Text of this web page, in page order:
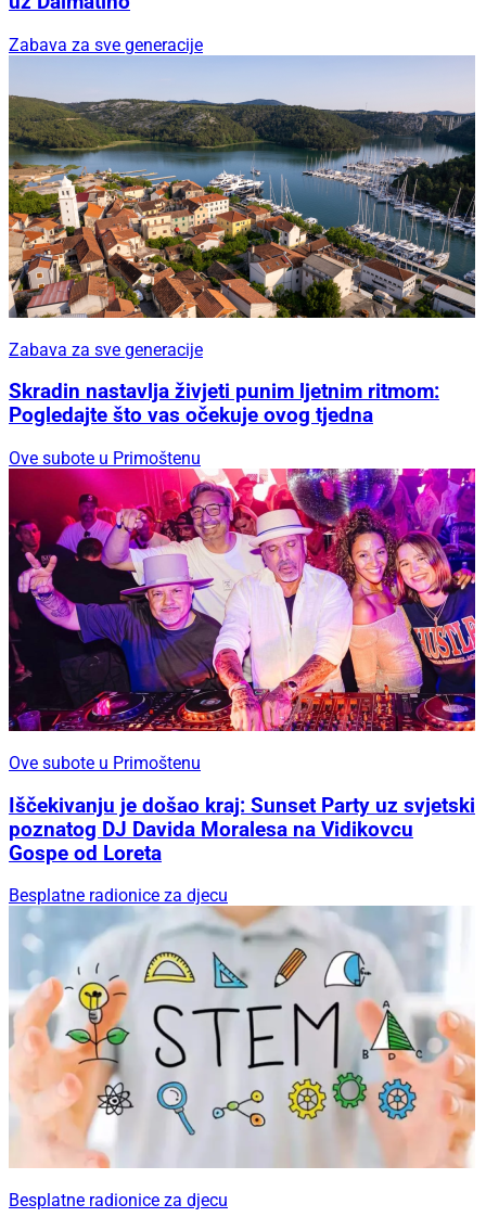
Zabava za sve generacije
Zabava za sve generacije
Skradin nastavlja živjeti punim ljetnim ritmom:
Pogledajte što vas očekuje ovog tjedna
Ove subote u Primoštenu
Ove subote u Primoštenu
Iščekivanju je došao kraj: Sunset Party uz svjetski
poznatog DJ Davida Moralesa na Vidikovcu
Gospe od Loreta
Besplatne radionice za djecu
Besplatne radionice za djecu